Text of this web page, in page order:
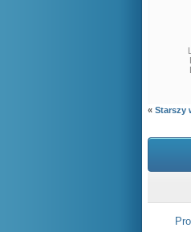
« Starszy